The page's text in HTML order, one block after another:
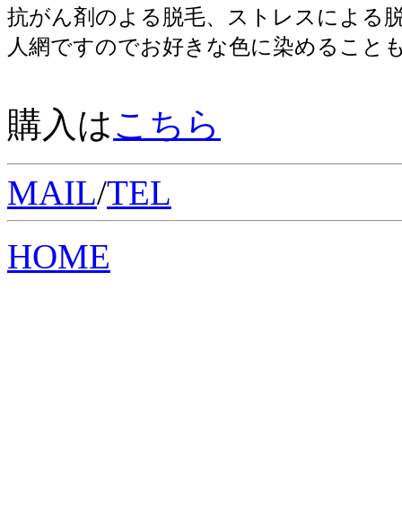
抗がん剤のよる脱毛、ストレスによる
人網ですのでお好きな色に染めること
購入はこちら
MAIL/TEL
HOME